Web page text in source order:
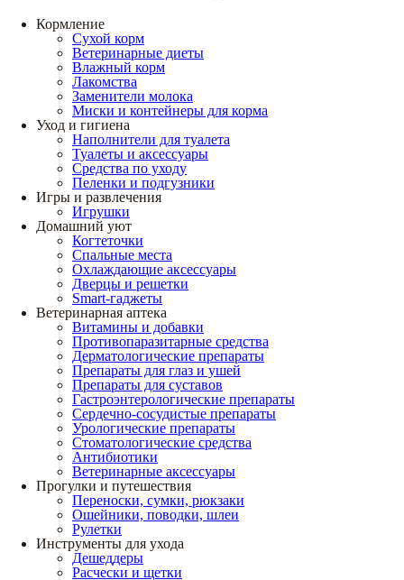
Кормление
Сухой корм
Ветеринарные диеты
Влажный корм
Лакомства
Заменители молока
Миски и контейнеры для корма
Уход и гигиена
Наполнители для туалета
Туалеты и аксессуары
Средства по уходу
Пеленки и подгузники
Игры и развлечения
Игрушки
Домашний уют
Когтеточки
Спальные места
Охлаждающие аксессуары
Дверцы и решетки
Smart-гаджеты
Ветеринарная аптека
Витамины и добавки
Противопаразитарные средства
Дерматологические препараты
Препараты для глаз и ушей
Препараты для суставов
Гастроэнтерологические препараты
Сердечно-сосудистые препараты
Урологические препараты
Стоматологические средства
Антибиотики
Ветеринарные аксессуары
Прогулки и путешествия
Переноски, сумки, рюкзаки
Ошейники, поводки, шлеи
Рулетки
Инструменты для ухода
Дешеддеры
Расчески и щетки